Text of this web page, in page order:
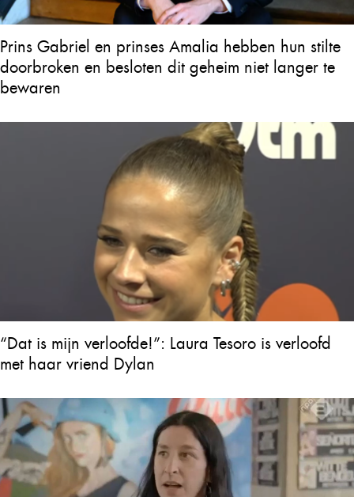
Prins Gabriel en prinses Amalia hebben hun stilte
doorbroken en besloten dit geheim niet langer te
bewaren
“Dat is mijn verloofde!”: Laura Tesoro is verloofd
met haar vriend Dylan